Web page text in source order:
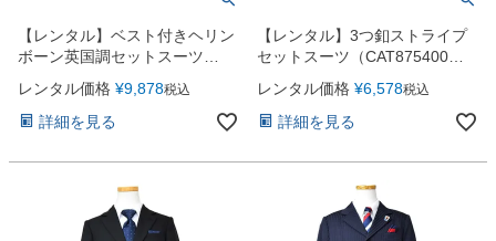
【レンタル】ベスト付きヘリン
ボーン英国調セットスーツ
（CAT885402）
レンタル価格 ¥9,878税込
詳細を見る
【レンタル】3つ釦ストライプ
セットスーツ（CAT875400）
レンタル価格 ¥6,578税込
詳細を見る